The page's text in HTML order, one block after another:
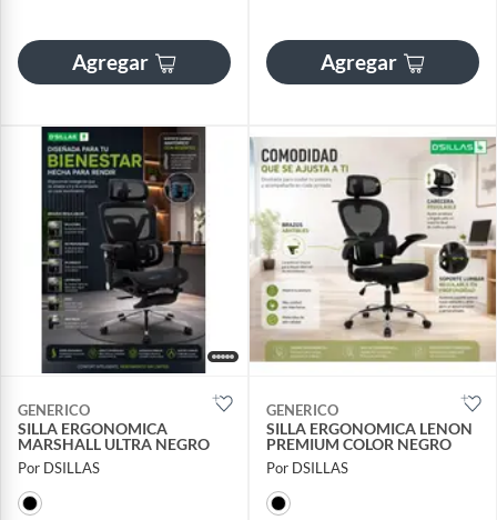
Agregar Agregar
GENERICO
SILLA ERGONOMICA
MARSHALL ULTRA NEGRO
Por DSILLAS
GENERICO
SILLA ERGONOMICA LENON
PREMIUM COLOR NEGRO
Por DSILLAS